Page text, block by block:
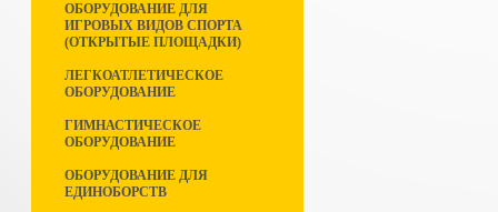
ОБОРУДОВАНИЕ ДЛЯ
ИГРОВЫХ ВИДОВ СПОРТА
(ОТКРЫТЫЕ ПЛОЩАДКИ)
ЛЕГКОАТЛЕТИЧЕСКОЕ
ОБОРУДОВАНИЕ
ГИМНАСТИЧЕСКОЕ
ОБОРУДОВАНИЕ
ОБОРУДОВАНИЕ ДЛЯ
ЕДИНОБОРСТВ